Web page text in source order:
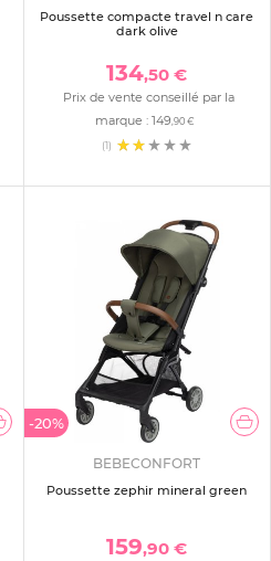
Poussette compacte travel n care
dark olive
134,50 €
Prix de vente conseillé par la
marque : 149 ,90 €
(1)
-20%
BEBECONFORT
Poussette zephir mineral green
159,90 €